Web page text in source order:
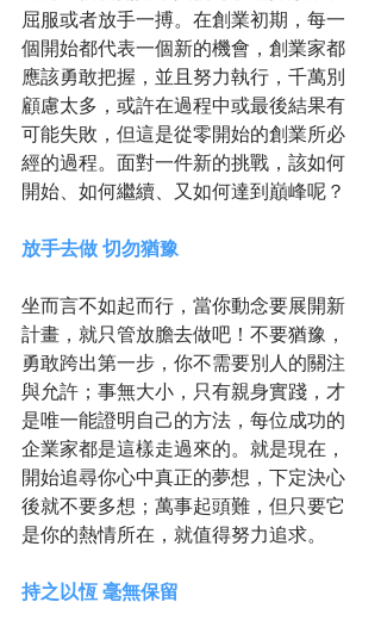
屈服或者放手一搏。在創業初期，每一
個開始都代表一個新的機會，創業家都
應該勇敢把握，並且努力執行，千萬別
顧慮太多，或許在過程中或最後結果有
可能失敗，但這是從零開始的創業所必
經的過程。面對一件新的挑戰，該如何
開始、如何繼續、又如何達到巔峰呢？
放手去做 切勿猶豫
坐而言不如起而行，當你動念要展開新
計畫，就只管放膽去做吧！不要猶豫，
勇敢跨出第一步，你不需要別人的關注
與允許；事無大小，只有親身實踐，才
是唯一能證明自己的方法，每位成功的
企業家都是這樣走過來的。就是現在，
開始追尋你心中真正的夢想，下定決心
後就不要多想；萬事起頭難，但只要它
是你的熱情所在，就值得努力追求。
持之以恆 毫無保留